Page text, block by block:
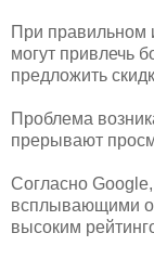
При правильном
могут привлечь
предложить
Проблема
прерывают
Согласно
всплывающими
высоким